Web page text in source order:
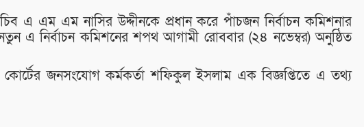
এ এম এম নাসির উদ্দীনকে প্রধান করে পাঁচজন নির্বাচন কমিশনার
এ নির্বাচন কমিশনের শপথ আগামী রোববার (২৪ নভেম্বর) অনুষ্ঠিত
কোর্টের জনসংযোগ কর্মকর্তা শফিকুল ইসলাম এক বিজ্ঞপ্তিতে এ তথ্য